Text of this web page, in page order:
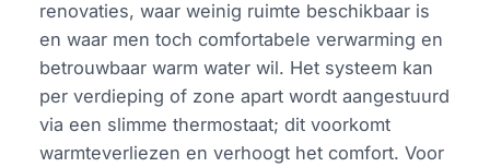
renovaties, waar weinig ruimte beschikbaar is
en waar men toch comfortabele verwarming en
betrouwbaar warm water wil. Het systeem kan
per verdieping of zone apart wordt aangestuurd
via een slimme thermostaat; dit voorkomt
warmteverliezen en verhoogt het comfort. Voor